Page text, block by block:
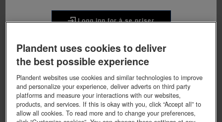
Viser 4 treff påeggen dental i
Sorter etter
Logg inn for å se priser
0601 OSLO
Handle i nettbutikken?
FÅ OPPRETTET KUNDEKONTO HER
Minner om at bestillingsfrist for utsendelse fra Finland
samme dag er kl. 12:30
Ved kassering av brukt utstyr eller bestilling av El-
avfall.
Kontakt Revac sentralt, alt koordineres der for hele
landet
Plandent uses cookies to deliver
the best possible experience
Plandent websites use cookies and similar technologies to improve
and personalize your experience, deliver adverts on third party
platforms and measure your interactions with our websites,
products, and services. If this is okay with you, click “Accept all” to
allow all cookies. To read more and to change your preferences,